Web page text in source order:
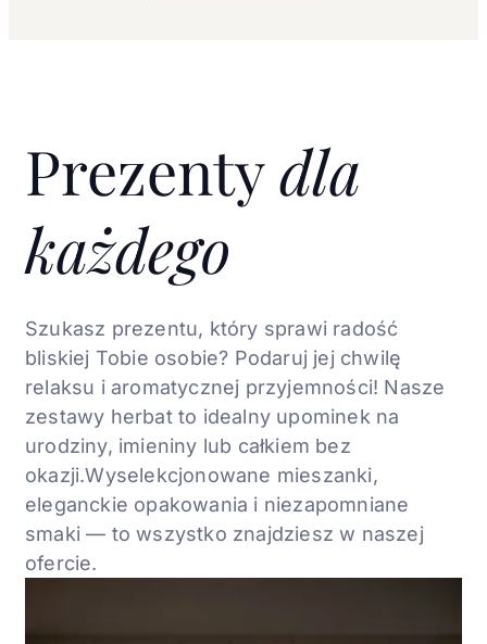
Prezentydla
każdego
Szukasz prezentu, który sprawi radość
bliskiej Tobie osobie? Podaruj jej chwilę
relaksu i aromatycznej przyjemności! Nasze
zestawy herbat to idealny upominek na
urodziny, imieniny lub całkiem bez
okazji.Wyselekcjonowane mieszanki,
eleganckie opakowania i niezapomniane
smaki — to wszystko znajdziesz w naszej
ofercie.